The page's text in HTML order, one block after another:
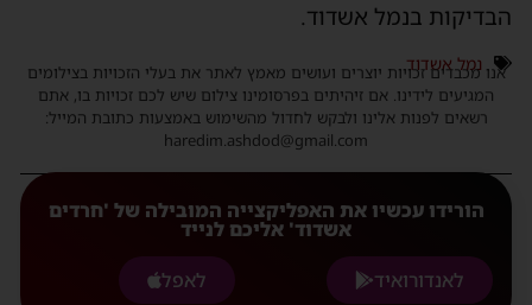
הבדיקות בנמל אשדוד.
נמל אשדוד
אנו מכבדים זכויות יוצרים ועושים מאמץ לאתר את בעלי הזכויות בצילומים
המגיעים לידינו. אם זיהיתים בפרסומינו צילום שיש לכם זכויות בו, אתם
רשאים לפנות אלינו ולבקש לחדול מהשימוש באמצעות כתובת המייל:
haredim.ashdod@gmail.com
הורידו עכשיו את האפליקצייה המובילה של 'חרדים
אשדוד' אליכם לנייד
לאנדורואיד
לאפל